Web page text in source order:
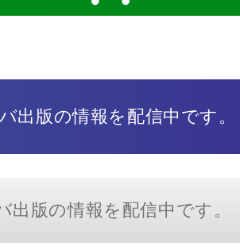
出版の情報を配信中です。
出版の情報を配信中です。